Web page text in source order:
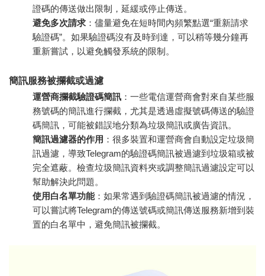
證碼的傳送做出限制，延緩或停止傳送。
避免多次請求 ：儘量避免在短時間內頻繁點選“重新請求
驗證碼”。如果驗證碼沒有及時到達，可以稍等幾分鐘再
重新嘗試，以避免觸發系統的限制。
簡訊服務被攔截或過濾
運營商攔截驗證碼簡訊 ：一些電信運營商會對來自某些服
務號碼的簡訊進行攔截，尤其是透過虛擬號碼傳送的驗證
碼簡訊，可能被錯誤地分類為垃圾簡訊或廣告資訊。
簡訊過濾器的作用 ：很多裝置和運營商會自動設定垃圾簡
訊過濾，導致Telegram的驗證碼簡訊被過濾到垃圾箱或被
完全遮蔽。檢查垃圾簡訊資料夾或調整簡訊過濾設定可以
幫助解決此問題。
使用白名單功能：如果常遇到驗證碼簡訊被過濾的情況，
可以嘗試將Telegram的傳送號碼或簡訊傳送服務新增到裝
置的白名單中，避免簡訊被攔截。